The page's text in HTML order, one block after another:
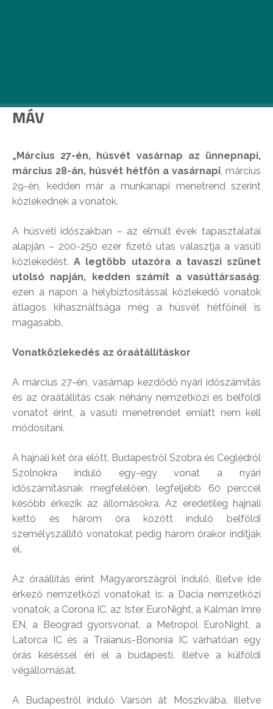
MÁV
„Március 27-én, húsvét vasárnap az ünnepnapi,
március 28-án, húsvét hétfőn a vasárnapi, március
29-én, kedden már a munkanapi menetrend szerint
közlekednek a vonatok.
A húsvéti időszakban – az elmúlt évek tapasztalatai
alapján – 200-250 ezer fizető utas választja a vasúti
közlekedést.A legtöbb utazóra a tavaszi szünet
utolsó napján, kedden számít a vasúttársaság:
ezen a napon a helybiztosítással közlekedő vonatok
átlagos kihasználtsága még a húsvét hétfőinél is
magasabb.
Vonatközlekedés az óraátállításkor
A március 27-én, vasárnap kezdődő nyári időszámítás
és az óraátállítás csak néhány nemzetközi és belföldi
vonatot érint, a vasúti menetrendet emiatt nem kell
módosítani.
A hajnali két óra előtt, Budapestről Szobra és Ceglédről
Szolnokra induló egy-egy vonat a nyári
időszámításnak megfelelően, legfeljebb 60 perccel
később érkezik az állomásokra. Az eredetileg hajnali
kettő és három óra között induló belföldi
személyszállító vonatokat pedig három órakor indítják
el.
Az óraállítás érint Magyarországról induló, illetve ide
érkező nemzetközi vonatokat is: a Dacia nemzetközi
vonatok, a Corona IC, az Ister EuroNight, a Kálmán Imre
EN, a Beograd gyorsvonat, a Metropol EuroNight, a
Latorca IC és a Traianus-Bononia IC várhatóan egy
órás késéssel éri el a budapesti, illetve a külföldi
végállomását.
A Budapestről induló Varsón át Moszkvába, illetve